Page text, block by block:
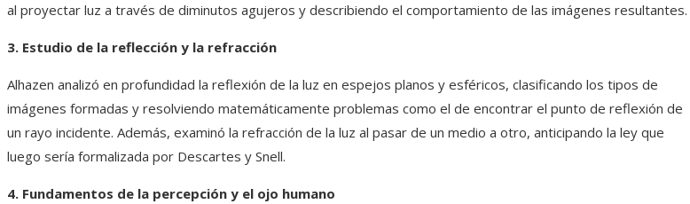
al proyectar luz a través de diminutos agujeros y describiendo el comportamiento de las imágenes resultantes.
3. Estudio de la reflección y la refracción
Alhazen analizó en profundidad la reflexión de la luz en espejos planos y esféricos, clasificando los tipos de
imágenes formadas y resolviendo matemáticamente problemas como el de encontrar el punto de reflexión de
un rayo incidente. Además, examinó la refracción de la luz al pasar de un medio a otro, anticipando la ley que
luego sería formalizada por Descartes y Snell.
4. Fundamentos de la percepción y el ojo humano